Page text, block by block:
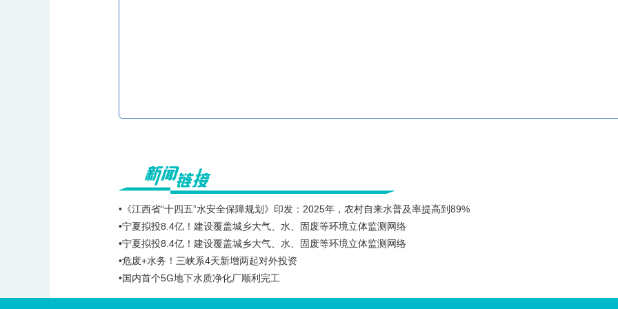
•《江西省“十四五”水安全保障规划》印发：2025年，农村自来水普及率提高到89%
•宁夏拟投8.4亿！建设覆盖城乡大气、水、固废等环境立体监测网络
•宁夏拟投8.4亿！建设覆盖城乡大气、水、固废等环境立体监测网络
•危废+水务！三峡系4天新增两起对外投资
•国内首个5G地下水质净化厂顺利完工